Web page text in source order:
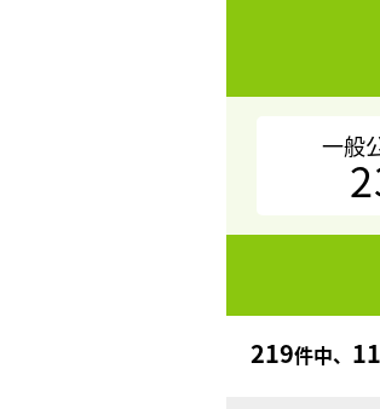
一般
219件中、